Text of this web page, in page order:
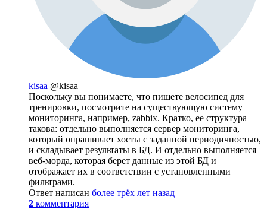
kisaa @kisaa
Поскольку вы понимаете, что пишете велосипед для
тренировки, посмотрите на существующую систему
мониторинга, например, zabbix. Кратко, ее структура
такова: отдельно выполняется сервер мониторинга,
который опрашивает хосты с заданной периодичностью,
и складывает результаты в БД. И отдельно выполняется
веб-морда, которая берет данные из этой БД и
отображает их в соответствии с установленными
фильтрами.
Ответ написан более трёх лет назад
2 комментария